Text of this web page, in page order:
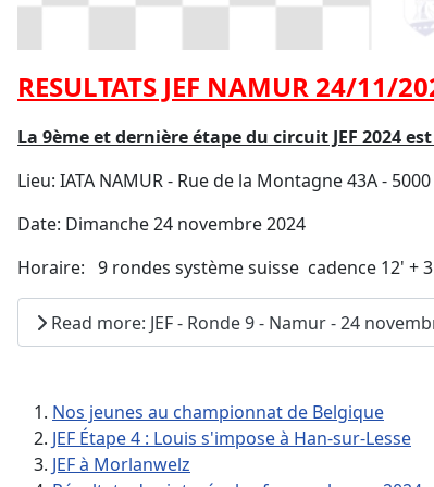
RESULTATS JEF NAMUR 24/11/
La 9ème et dernière étape du circuit JEF 2024
Lieu: IATA NAMUR - Rue de la Montagne 43A -
Date: Dimanche 24 novembre 2024
Horaire: 9 rondes système suisse cadence 12' +
Read more: JEF - Ronde 9 - Namur - 24
Nos jeunes au championnat de Belgique
JEF Étape 4 : Louis s'impose à Han-sur-Lesse
JEF à Morlanwelz